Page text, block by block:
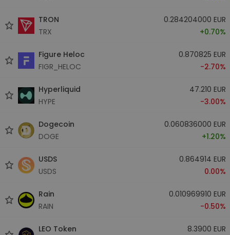
TRON
TRX
0.284204000 EUR
+0.70%
Figure Heloc
FIGR_HELOC
0.870825 EUR
-2.70%
Hyperliquid
HYPE
47.210 EUR
-3.00%
Dogecoin
DOGE
0.060836000 EUR
+1.20%
USDS
USDS
0.864914 EUR
0.00%
Rain
RAIN
0.010969910 EUR
-0.50%
LEO Token
8.3900 EUR